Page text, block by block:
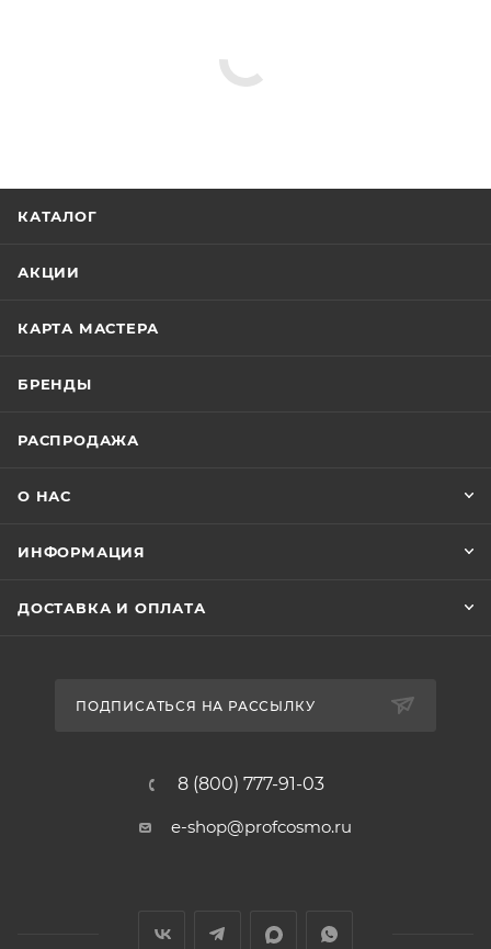
КАТАЛОГ
АКЦИИ
КАРТА МАСТЕРА
БРЕНДЫ
РАСПРОДАЖА
О НАС
ИНФОРМАЦИЯ
ДОСТАВКА И ОПЛАТА
ПОДПИСАТЬСЯ НА РАССЫЛКУ
8 (800) 777-91-03
e-shop@profcosmo.ru